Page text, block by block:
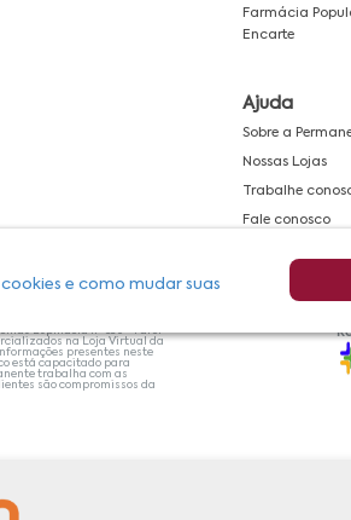
e como mudar suas
Farmácia
Encarte
Ajuda
Sobre a
Nossas Lojas
Trabalhe
Fale conosco
Espindola nº 630 - Farol
na Loja Virtual da
presentes neste
está capacitado para
trabalha com as
são compromissos da